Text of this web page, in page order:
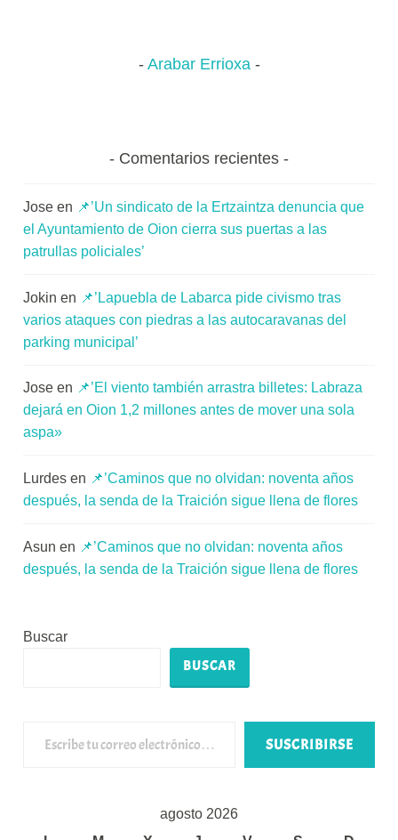
Arabar Errioxa
Comentarios recientes
Jose en 📌’Un sindicato de la Ertzaintza denuncia que
el Ayuntamiento de Oion cierra sus puertas a las
patrullas policiales’
Jokin en 📌’Lapuebla de Labarca pide civismo tras
varios ataques con piedras a las autocaravanas del
parking municipal’
Jose en 📌’El viento también arrastra billetes: Labraza
dejará en Oion 1,2 millones antes de mover una sola
aspa»
Lurdes en 📌’Caminos que no olvidan: noventa años
después, la senda de la Traición sigue llena de flores
Asun en 📌’Caminos que no olvidan: noventa años
después, la senda de la Traición sigue llena de flores
Buscar
BUSCAR
SUSCRIBIRSE
agosto 2026